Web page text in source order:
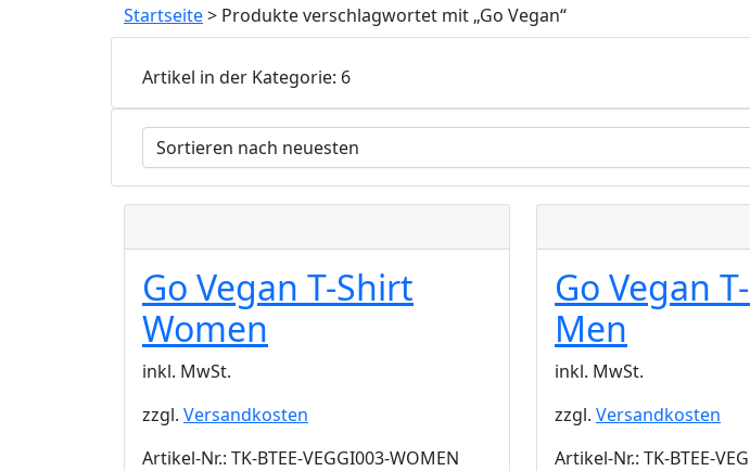
Startseite> Produkte verschlagwortet mit „Go Vegan“
Artikel in der Kategorie: 6
Go Vegan T-Shirt
Women
inkl. MwSt.
zzgl. Versandkosten
Artikel-Nr.: TK-BTEE-VEGGI003-WOMEN
Go Vegan
Men
inkl. MwSt.
zzgl. Versandkosten
Artikel-Nr.: TK-BTEE-